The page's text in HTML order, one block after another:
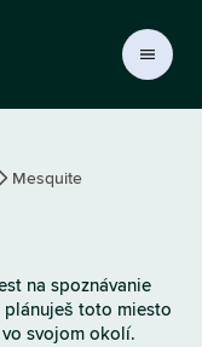
Mesquite
na spoznávanie
toto miesto
svojom okolí.